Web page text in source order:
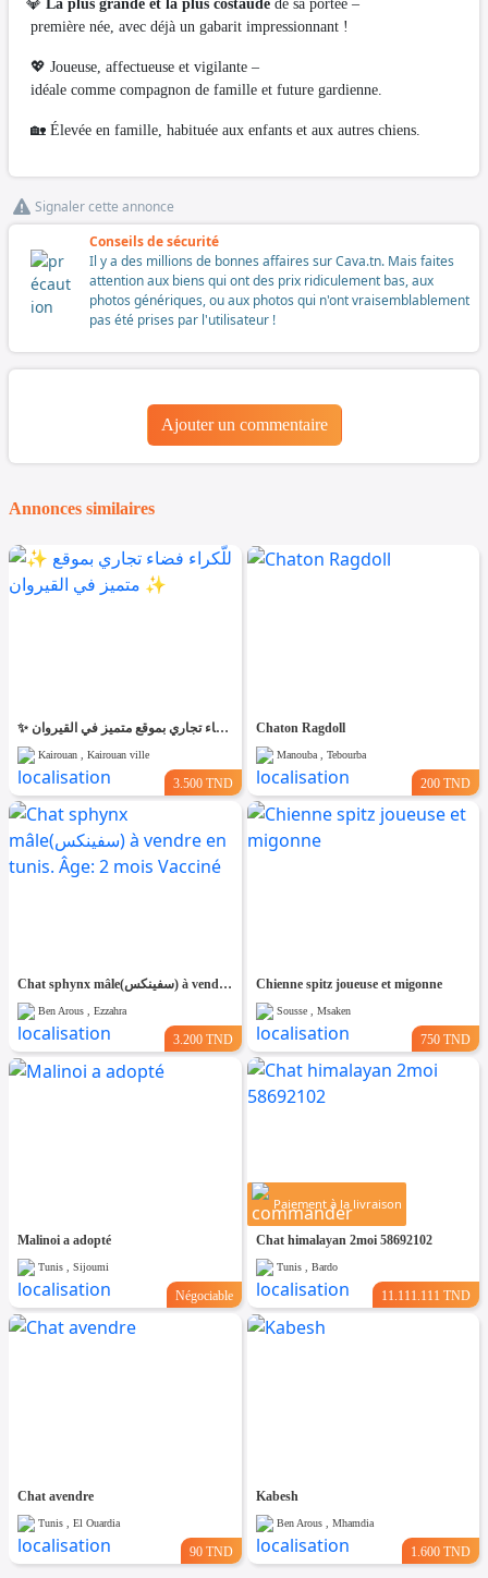
💎 La plus grande et la plus costaude de sa portée –
première née, avec déjà un gabarit impressionnant !
💖 Joueuse, affectueuse et vigilante –
idéale comme compagnon de famille et future gardienne.
🏡 Élevée en famille, habituée aux enfants et aux autres chiens.
Signaler cette annonce
Conseils de sécurité
Il y a des millions de bonnes affaires sur Cava.tn. Mais faites
attention aux biens qui ont des prix ridiculement bas, aux
photos génériques, ou aux photos qui n'ont vraisemblablement
pas été prises par l'utilisateur !
Ajouter un commentaire
Annonces similaires
✨ للّكراء فضاء تجاري بموقع متميز في القيروان ✨
Kairouan , Kairouan ville
3.500 TND
Chaton Ragdoll
Manouba , Tebourba
200 TND
Chat sphynx mâle(سفينكس) à vendre en tunis. Âge: 2 mois Vacciné
Ben Arous , Ezzahra
3.200 TND
Chienne spitz joueuse et migonne
Sousse , Msaken
750 TND
Malinoi a adopté
Tunis , Sijoumi
Négociable
Paiement à la livraison
Chat himalayan 2moi 58692102
Tunis , Bardo
11.111.111 TND
Chat avendre
Tunis , El Ouardia
90 TND
Kabesh
Ben Arous , Mhamdia
1.600 TND